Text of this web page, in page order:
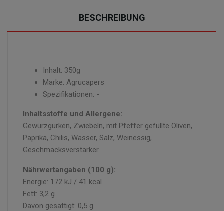
BESCHREIBUNG
Inhalt: 350g
Marke: Agrucapers
Spezifikationen: -
Inhaltsstoffe und Allergene:
Gewürzgurken, Zwiebeln, mit Pfeffer gefüllte Oliven,
Paprika, Chilis, Wasser, Salz, Weinessig,
Geschmacksverstärker.
Nährwertangaben (100 g):
Energie: 172 kJ / 41 kcal
Fett: 3,2 g
Davon gesättigt: 0,5 g